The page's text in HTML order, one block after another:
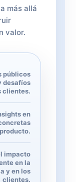
más allá
valor.
públicos
desafíos
clientes.
en
impacto
en la
y en los
clientes.